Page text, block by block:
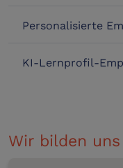
Personalisierte
KI-Lernprofil-
Wir bilden